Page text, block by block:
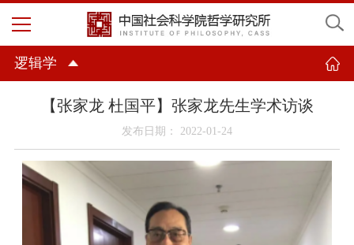
逻辑学
【张家龙 杜国平】张家龙先生学术访谈
发布日期： 2022-01-24